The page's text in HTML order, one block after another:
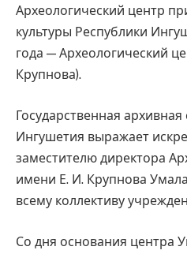
Археологический центр
культуры Республики
года — Археологический
Крупнова).
Государственная
Ингушетия выражает
заместителю директора
имени Е. И. Крупнова
всему коллективу
Со дня основания центра